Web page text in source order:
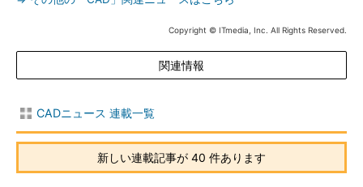
Copyright © ITmedia, Inc. All Rights Reserved.
関連情報
CADニュース 連載一覧
新しい連載記事が 40 件あります